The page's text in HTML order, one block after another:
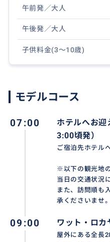
午前発／大人
午後発／大人
子供料金(3～10歳)
モデルコース
07:00
ホテルへお迎
3:00頃発）
ご宿泊先ホテル
※以下の観光地
当日の交通状況
また、訪問順も
承くださいませ。
09:00 ワット・ロカ
屋外にある全長